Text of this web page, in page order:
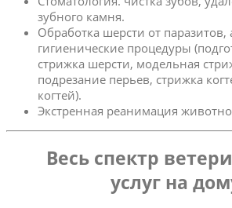
зубного камня.
Обработка шерсти от паразитов,
гигиенические процедуры
стрижка шерсти, модельная
подрезание перьев, стрижка
когтей).
Экстренная реанимация
Весь спектр
услуг на